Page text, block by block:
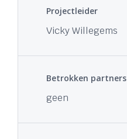
Projectleider
Vicky Willegems
Betrokken partners
geen